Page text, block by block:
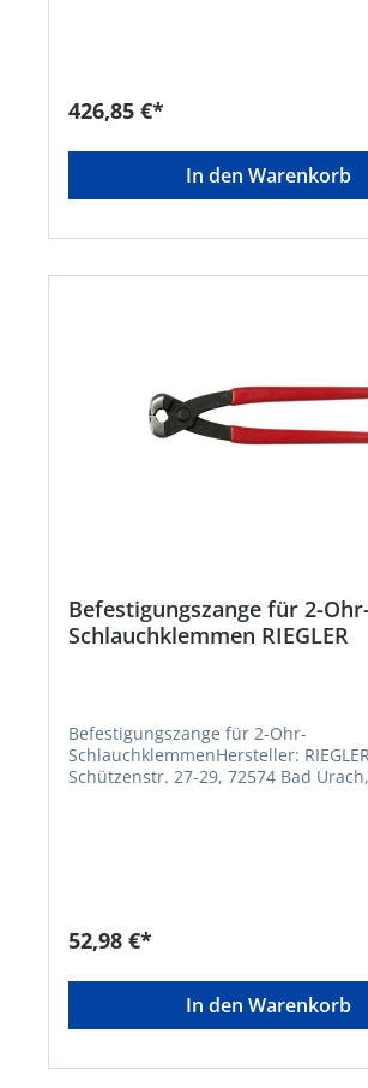
Norma Distribution Center GmbH,
Ohmberg 24, 34431 Marsberg, DE,
426,85 €*
In den Warenkorb
Befestigungszange für 2-
Schlauchklemmen RIEGLER
Befestigungszange für 2-Ohr-
SchlauchklemmenHersteller:
Schützenstr. 27-29, 72574 Bad
52,98 €*
In den Warenkorb